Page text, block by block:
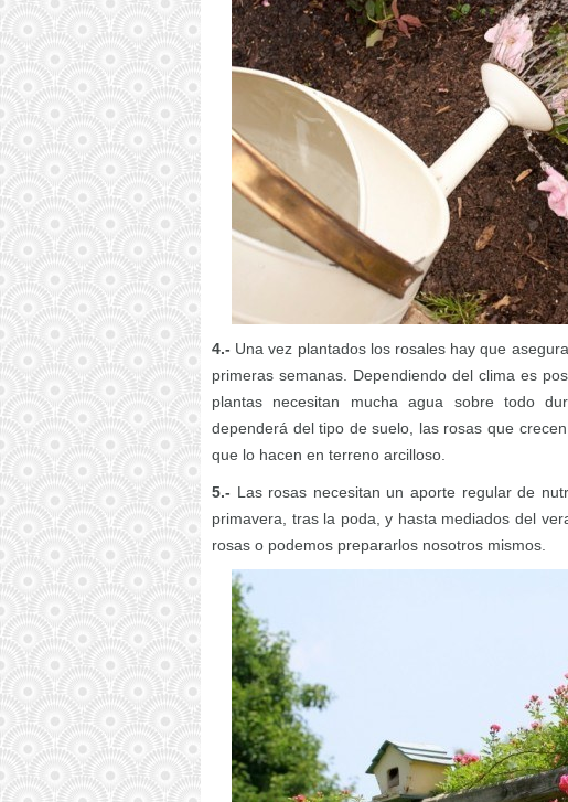
4.- Una vez plantados los rosales hay que
primeras semanas. Dependiendo del clima es
plantas necesitan mucha agua sobre todo
dependerá del tipo de suelo, las rosas que
que lo hacen en terreno arcilloso.
5.- Las rosas necesitan un aporte regular de
primavera, tras la poda, y hasta mediados del
rosas o podemos prepararlos nosotros mismos.